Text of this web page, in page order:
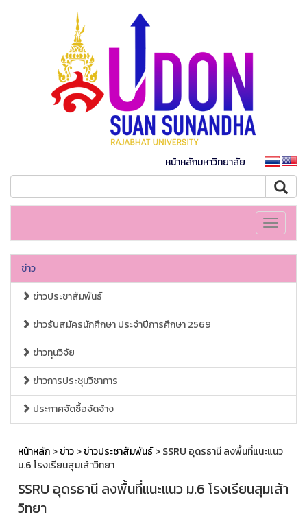
หน้าหลักมหาวิทยาลัย
Toggle
ข่าว
ข่าวประชาสัมพันธ์
ข่าวรับสมัครนักศึกษา ประจำปีการศึกษา 2569
ข่าวทุนวิจัย
ข่าวการประชุมวิชาการ
ประกาศจัดซื้อจัดจ้าง
หน้าหลัก>ข่าว>ข่าวประชาสัมพันธ์> SSRU อุดรธานี ลงพื้นที่แนะแนว
ม.6 โรงเรียนสุมเส้าวิทยา
SSRU อุดรธานี ลงพื้นที่แนะแนว ม.6 โรงเรียนสุมเส้า
วิทยา